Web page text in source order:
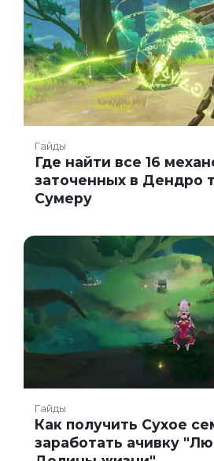
Гайды
Где найти все 16
заточенных в Дендро
Сумеру
Гайды
Как получить Сухое
заработать ачивку